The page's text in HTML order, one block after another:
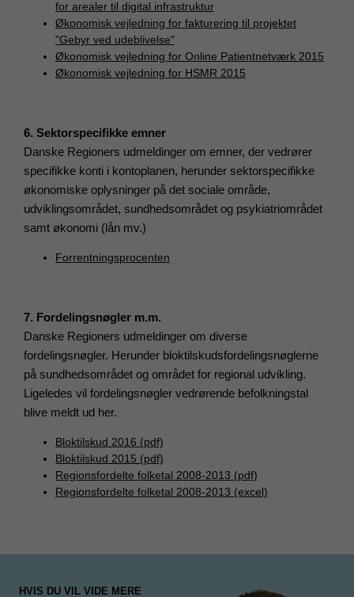
for arealer til digital infrastruktur
Økonomisk vejledning for fakturering til projektet
"Gebyr ved udeblivelse"
Økonomisk vejledning for Online Patientnetværk 2015
Økonomisk vejledning for HSMR 2015
6. Sektorspecifikke emner
Danske Regioners udmeldinger om emner, der vedrører
specifikke konti i kontoplanen, herunder sektorspecifikke
økonomiske oplysninger på det sociale område,
udviklingsområdet, sundhedsområdet og psykiatriområdet
samt økonomi (lån mv.)
Forrentningsprocenten
7. Fordelingsnøgler m.m.
Danske Regioners udmeldinger om diverse
fordelingsnøgler. Herunder bloktilskudsfordelingsnøglerne
på sundhedsområdet og området for regional udvikling.
Ligeledes vil fordelingsnøgler vedrørende befolkningstal
blive meldt ud her.
Bloktilskud 2016 (pdf)
Bloktilskud 2015 (pdf)
Regionsfordelte folketal 2008-2013 (pdf)
Regionsfordelte folketal 2008-2013 (excel)
HVIS DU VIL VIDE MERE